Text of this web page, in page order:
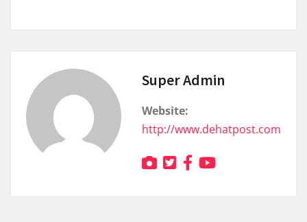
Super Admin
Website:
http://www.dehatpost.com